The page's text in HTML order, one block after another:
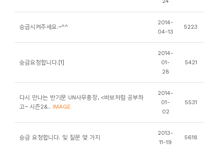
승급시켜주세요.~^^
2014-
04-13
5223
승급요청합니다.[1]
2014-
01-
28
5421
다시 만나는 반기문 UN사무총장, <바보처럼 공부하
고~ 시즌2&.. IMAGE
2014-
01-
02
5531
승급 요청합니다. 및 질문 몇 가지
2013-
11-19
5618